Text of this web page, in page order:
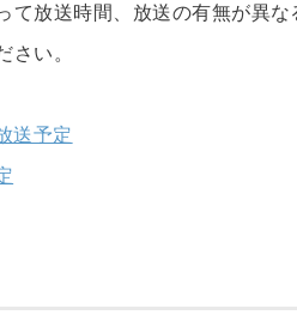
て放送時間、放送の有無が異
さい。
送予定